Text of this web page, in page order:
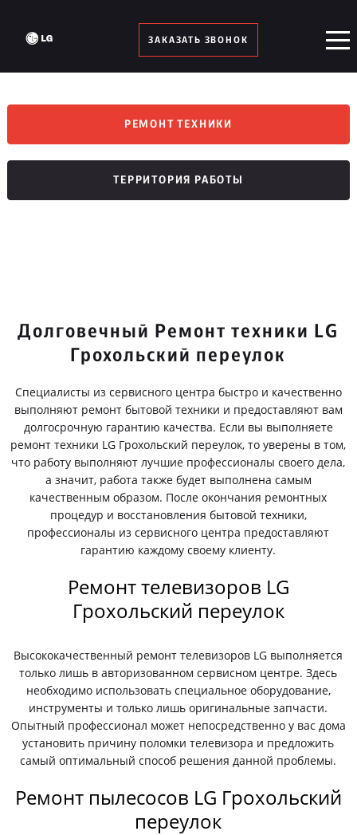
ЗАКАЗАТЬ ЗВОНОК
РЕМОНТ ТЕХНИКИ
ТЕРРИТОРИЯ РАБОТЫ
Долговечный Ремонт техники LG
Грохольский переулок
Специалисты из сервисного центра быстро и качественно
выполняют ремонт бытовой техники и предоставляют вам
долгосрочную гарантию качества. Если вы выполняете
ремонт техники LG Грохольский переулок, то уверены в том,
что работу выполняют лучшие профессионалы своего дела,
а значит, работа также будет выполнена самым
качественным образом. После окончания ремонтных
процедур и восстановления бытовой техники,
профессионалы из сервисного центра предоставляют
гарантию каждому своему клиенту.
Ремонт телевизоров LG
Грохольский переулок
Высококачественный ремонт телевизоров LG выполняется
только лишь в авторизованном сервисном центре. Здесь
необходимо использовать специальное оборудование,
инструменты и только лишь оригинальные запчасти.
Опытный профессионал может непосредственно у вас дома
установить причину поломки телевизора и предложить
самый оптимальный способ решения данной проблемы.
Ремонт пылесосов LG Грохольский
переулок